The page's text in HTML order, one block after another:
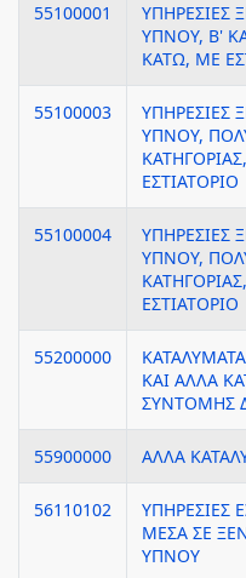
55100001
ΥΠΗΡΕΣΙΕΣ
ΥΠΝΟΥ, Β'
ΚΑΤΩ, ΜΕ
55100003
ΥΠΗΡΕΣΙΕΣ
ΥΠΝΟΥ,
ΕΣΤΙΑΤΟΡΙΟ
55100004
ΥΠΗΡΕΣΙΕΣ
ΥΠΝΟΥ,
ΕΣΤΙΑΤΟΡΙΟ
55200000
ΚΑΙ ΑΛΛΑ
ΣΥΝΤΟΜΗΣ
55900000 ΑΛΛΑ
56110102
ΥΠΗΡΕΣΙΕΣ
ΜΕΣΑ ΣΕ
ΥΠΝΟΥ